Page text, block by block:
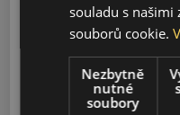
2026-2027
2022-2025
souladu s našimi
souborů cookie.
Nezbytně
nutné
soubory